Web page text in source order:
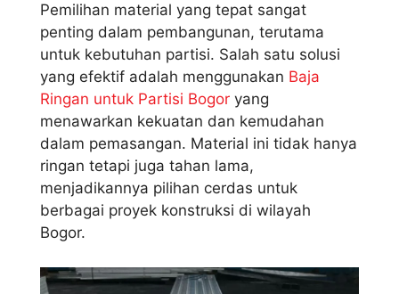
Pemilihan material yang tepat sangat
penting dalam pembangunan, terutama
untuk kebutuhan partisi. Salah satu solusi
yang efektif adalah menggunakan Baja
Ringan untuk Partisi Bogor yang
menawarkan kekuatan dan kemudahan
dalam pemasangan. Material ini tidak hanya
ringan tetapi juga tahan lama,
menjadikannya pilihan cerdas untuk
berbagai proyek konstruksi di wilayah
Bogor.